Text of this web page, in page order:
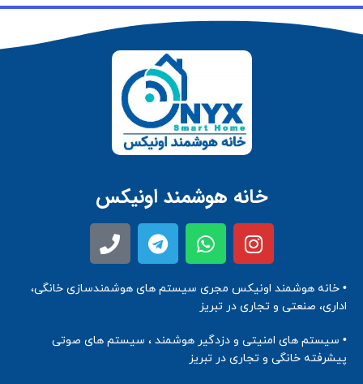
خانه هوشمند اونیکس
• خانه هوشمند اونیکس مجری سیستم های هوشمندسازی خانگی،
اداری، صنعتی و تجاری در تبریز
• سیستم های امنیتی و دزدگیر هوشمند ، سیستم های صوتی
پیشرفته خانگی و تجاری در تبریز